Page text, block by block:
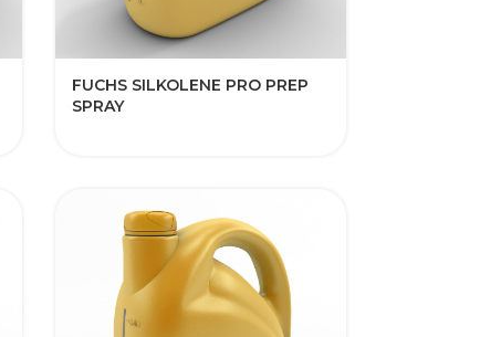
FUCHS SILKOLENE PRO PREP
SPRAY